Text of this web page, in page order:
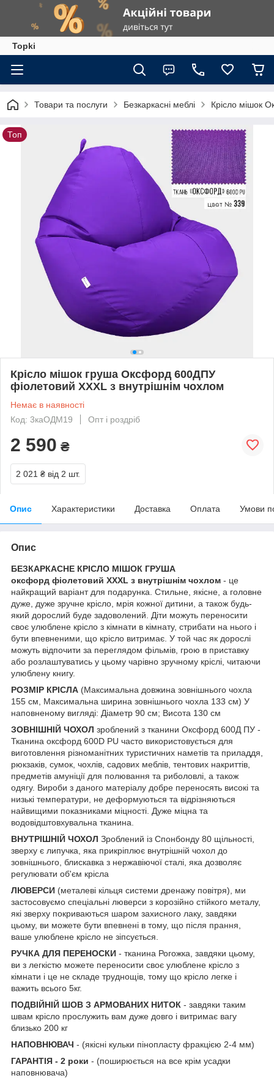
Topki
Товари та послуги Безкаркасні меблі Крісло мішок
Топ
Крісло мішок груша Оксфорд 600ДПУ
фіолетовий XXXL з внутрішнім чохлом
Немає в наявності
Код: 3каОДМ19
Опт і роздріб
2 590 ₴
2 021 ₴ від 2 шт.
Опис Характеристики Доставка Оплата Умови
Опис
БЕЗКАРКАСНЕ КРІСЛО МІШОК ГРУША
оксфорд фіолетовий XXXL з внутрішнім чохлом - це
найкращий варіант для подарунка. Стильне, якісне, а головне
дуже, дуже зручне крісло, мрія кожної дитини, а також будь-
який дорослий буде задоволений. Діти можуть переносити
своє улюблене крісло з кімнати в кімнату, стрибати на нього і
бути впевненими, що крісло витримає. У той час як дорослі
можуть відпочити за переглядом фільмів, грою в приставку
або розлаштуватись у цьому чарівно зручному кріслі, читаючи
улюблену книгу.
РОЗМІР КРІСЛА (Максимальна довжина зовнішнього чохла
155 см, Максимальна ширина зовнішнього чохла 133 см) У
наповненому вигляді: Діаметр 90 см; Висота 130 см
ЗОВНІШНІЙ ЧОХОЛ зроблений з тканини Оксфорд 600Д ПУ -
Тканина оксфорд 600D PU часто використовується для
виготовлення різноманітних туристичних наметів та приладдя,
рюкзаків, сумок, чохлів, садових меблів, тентових накриттів,
предметів амуніції для полювання та риболовлі, а також
одягу. Вироби з даного матеріалу добре переносять високі та
низькі температури, не деформуються та відрізняються
найвищими показниками міцності. Дуже міцна та
водовідштовхувальна тканина.
ВНУТРІШНІЙ ЧОХОЛ Зроблений із Спонбонду 80 щільності,
зверху є липучка, яка прикріплює внутрішній чохол до
зовнішнього, блискавка з нержавіючої сталі, яка дозволяє
регулювати об'єм крісла
ЛЮВЕРСИ (металеві кільця системи дренажу повітря), ми
застосовуємо спеціальні люверси з корозійно стійкого металу,
які зверху покриваються шаром захисного лаку, завдяки
цьому, ви можете бути впевнені в тому, що після прання,
ваше улюблене крісло не зіпсується.
РУЧКА ДЛЯ ПЕРЕНОСКИ - тканина Рогожка, завдяки цьому,
ви з легкістю можете переносити своє улюблене крісло з
кімнати і це не складе труднощів, тому що крісло легке і
важить всього 5кг.
ПОДВІЙНІЙ ШОВ З АРМОВАНИХ НИТОК - завдяки таким
швам крісло прослужить вам дуже довго і витримає вагу
близько 200 кг
НАПОВНЮВАЧ - (якісні кульки пінопласту фракцією 2-4 мм)
ГАРАНТІЯ - 2 роки - (поширюється на все крім усадки
наповнювача)